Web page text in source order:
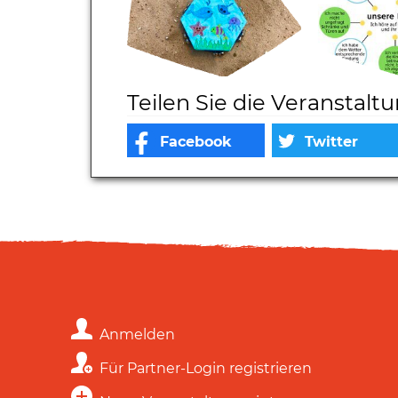
Teilen Sie die
Anmelden
Für Partner-Login registrieren